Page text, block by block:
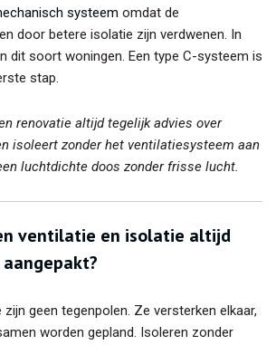
systeem omdat de
door betere isolatie zijn verdwenen. In
dit soort woningen. Een type C-systeem is
stap.
renovatie altijd tegelijk advies over
isoleert zonder het ventilatiesysteem aan
luchtdichte doos zonder frisse lucht.
ventilatie en isolatie altijd
geen tegenpolen. Ze versterken elkaar,
worden gepland. Isoleren zonder